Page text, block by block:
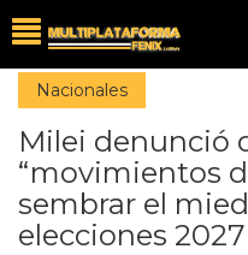
Nacionales
Milei denunció
“movimientos
sembrar el
elecciones 2027